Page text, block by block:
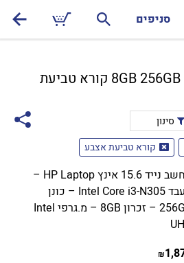
סניפים
מחשבים ניידים 8GB 256GB SSD קורא טביעת
סינון
קורא טביעת אצבע
מחשב נייד 15.6 אינץ HP Laptop –
מעבד Intel Core i3-N305 – כונן
256GB – זכרון 8GB – מ.גרפי Intel
₪